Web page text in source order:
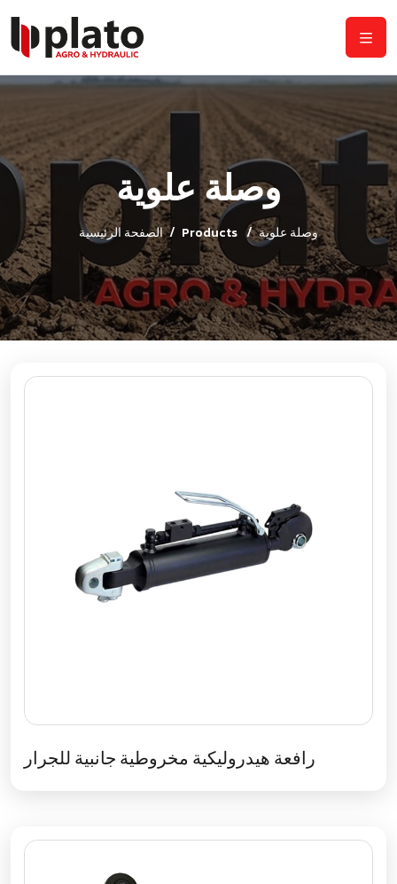
وصلة علوية
الصفحة الرئيسية Products وصلة علوية
رافعة هيدروليكية مخروطية جانبية للجرار